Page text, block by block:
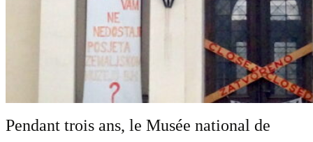
Pendant trois ans, le Musée national de